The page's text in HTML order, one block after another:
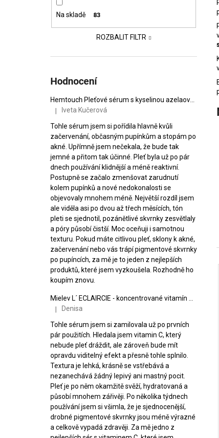
Na skladě 83
ROZBALIT FILTR
Hodnocení
Hodnocení produktu je 5 z 5 hvězdiček.
Iveta Kučerová
Tohle sérum jsem si pořídila hlavně kvůli
začervenání, občasným pupínkům a stopám po
akné. Upřímně jsem nečekala, že bude tak
jemné a přitom tak účinné. Pleť byla už po pár
dnech používání klidnější a méně reaktivní.
Postupně se začalo zmenšovat zarudnutí
kolem pupínků a nové nedokonalosti se
objevovaly mnohem méně. Největší rozdíl jsem
ale viděla asi po dvou až třech měsících, tón
pleti se sjednotil, pozánětlivé skvrnky zesvětlaly
a póry působí čistší. Moc oceňuji i samotnou
texturu. Pokud máte citlivou pleť, sklony k akné,
začervenání nebo vás trápí pigmentové skvrnky
po pupíncích, za mě je to jeden z nejlepších
produktů, které jsem vyzkoušela. Rozhodně ho
koupím znovu.
Hodnocení produktu je 5 z 5 hvězdiček.
Denisa
Tohle sérum jsem si zamilovala už po prvních
pár použitích. Hledala jsem vitamin C, který
nebude pleť dráždit, ale zároveň bude mít
opravdu viditelný efekt a přesně tohle splnilo.
Textura je lehká, krásně se vstřebává a
nezanechává žádný lepivý ani mastný pocit.
Pleť je po něm okamžitě svěží, hydratovaná a
působí mnohem zářivěji. Po několika týdnech
používání jsem si všimla, že je sjednocenější,
drobné pigmentové skvrnky jsou méně výrazné
a celkově vypadá zdravěji. Za mě jedno z
VZOREČEK
25 Kč